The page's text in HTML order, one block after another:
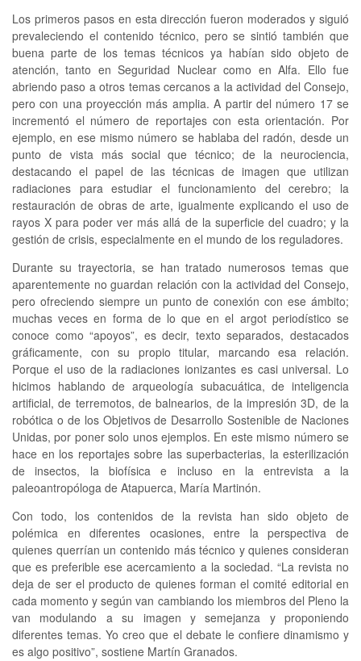
Los primeros pasos en esta dirección fueron moderados y siguió
prevaleciendo el contenido técnico, pero se sintió también que
buena parte de los temas técnicos ya habían sido objeto de
atención, tanto en Seguridad Nuclear como en Alfa. Ello fue
abriendo paso a otros temas cercanos a la actividad del Consejo,
pero con una proyección más amplia. A partir del número 17 se
incrementó el número de reportajes con esta orientación. Por
ejemplo, en ese mismo número se hablaba del radón, desde un
punto de vista más social que técnico; de la neurociencia,
destacando el papel de las técnicas de imagen que utilizan
radiaciones para estudiar el funcionamiento del cerebro; la
restauración de obras de arte, igualmente explicando el uso de
rayos X para poder ver más allá de la superficie del cuadro; y la
gestión de crisis, especialmente en el mundo de los reguladores.
Durante su trayectoria, se han tratado numerosos temas que
aparentemente no guardan relación con la actividad del Consejo,
pero ofreciendo siempre un punto de conexión con ese ámbito;
muchas veces en forma de lo que en el argot periodístico se
conoce como “apoyos”, es decir, texto separados, destacados
gráficamente, con su propio titular, marcando esa relación.
Porque el uso de la radiaciones ionizantes es casi universal. Lo
hicimos hablando de arqueología subacuática, de inteligencia
artificial, de terremotos, de balnearios, de la impresión 3D, de la
robótica o de los Objetivos de Desarrollo Sostenible de Naciones
Unidas, por poner solo unos ejemplos. En este mismo número se
hace en los reportajes sobre las superbacterias, la esterilización
de insectos, la biofísica e incluso en la entrevista a la
paleoantropóloga de Atapuerca, María Martinón.
Con todo, los contenidos de la revista han sido objeto de
polémica en diferentes ocasiones, entre la perspectiva de
quienes querrían un contenido más técnico y quienes consideran
que es preferible ese acercamiento a la sociedad. “La revista no
deja de ser el producto de quienes forman el comité editorial en
cada momento y según van cambiando los miembros del Pleno la
van modulando a su imagen y semejanza y proponiendo
diferentes temas. Yo creo que el debate le confiere dinamismo y
es algo positivo”, sostiene Martín Granados.